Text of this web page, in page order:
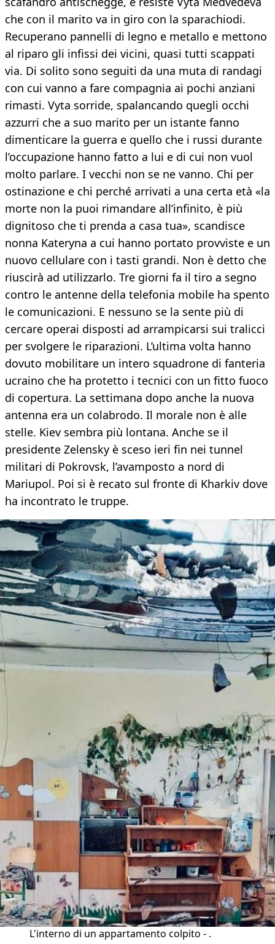
che con il marito va in giro con la sparachiodi.
Recuperano pannelli di legno e metallo e mettono
al riparo gli infissi dei vicini, quasi tutti scappati
via. Di solito sono seguiti da una muta di randagi
con cui vanno a fare compagnia ai pochi anziani
rimasti. Vyta sorride, spalancando quegli occhi
azzurri che a suo marito per un istante fanno
dimenticare la guerra e quello che i russi durante
l’occupazione hanno fatto a lui e di cui non vuol
molto parlare. I vecchi non se ne vanno. Chi per
ostinazione e chi perché arrivati a una certa età «la
morte non la puoi rimandare all’infinito, è più
dignitoso che ti prenda a casa tua», scandisce
nonna Kateryna a cui hanno portato provviste e un
nuovo cellulare con i tasti grandi. Non è detto che
riuscirà ad utilizzarlo. Tre giorni fa il tiro a segno
contro le antenne della telefonia mobile ha spento
le comunicazioni. E nessuno se la sente più di
cercare operai disposti ad arrampicarsi sui tralicci
per svolgere le riparazioni. L’ultima volta hanno
dovuto mobilitare un intero squadrone di fanteria
ucraino che ha protetto i tecnici con un fitto fuoco
di copertura. La settimana dopo anche la nuova
antenna era un colabrodo. Il morale non è alle
stelle. Kiev sembra più lontana. Anche se il
presidente Zelensky è sceso ieri fin nei tunnel
militari di Pokrovsk, l’avamposto a nord di
Mariupol. Poi si è recato sul fronte di Kharkiv dove
ha incontrato le truppe.
L'interno di un appartamento colpito - .